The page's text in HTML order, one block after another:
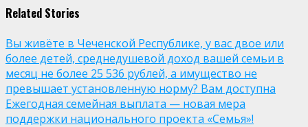
Related Stories
Вы живёте в Чеченской Республике, у вас двое или
более детей, среднедушевой доход вашей семьи в
месяц не более 25 536 рублей, а имущество не
превышает установленную норму? Вам доступна
Ежегодная семейная выплата — новая мера
поддержки национального проекта «Семья»!